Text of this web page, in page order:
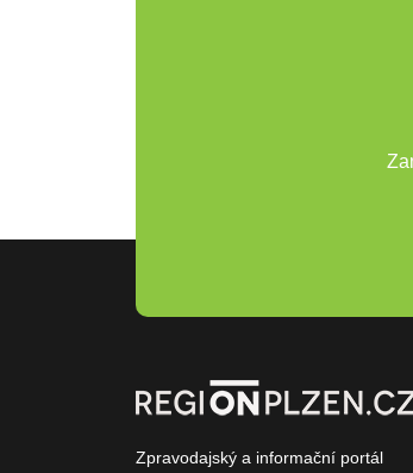
Zpravodajský a informační portál